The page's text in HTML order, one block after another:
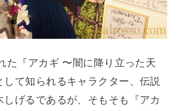
た『アカギ 〜闇に降り立った天
して知られるキャラクター、伝説
げるであるが、そもそも『アカ